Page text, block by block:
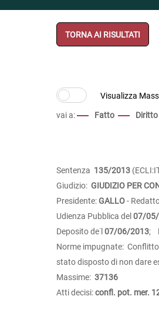
TORNA AI RISULTATI
vai a: Fatto Diritto
Sentenza 135/2013
Giudizio: GIUDIZIO PER
Presidente:GALLO-
Udienza Pubblica del 07/
Deposito de˙l 07/06/2013;
Norme impugnate:
stato disposto di non dare
Massime: 37136
Atti decisi:confl. pot. mer.